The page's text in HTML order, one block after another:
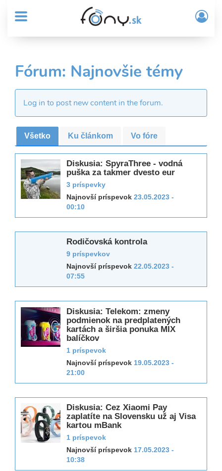
obsah
MENU
Header
menu
User
account
menu
/
Forum
Fórum: Najnovšie témy
Log in to post new content in the forum.
Všetko Ku článkom Vo fóre
Diskusia: SpyraThree - vodná
puška za takmer dvesto eur
3 príspevky
Najnovší príspevok23.05.2023 -
00:10
Rodičovská kontrola
9 príspevkov
Najnovší príspevok22.05.2023 -
07:55
Diskusia: Telekom: zmeny
podmienok na predplatených
kartách a širšia ponuka MIX
balíčkov
1 príspevok
Najnovší príspevok 19.05.2023 -
21:00
Diskusia: Cez Xiaomi Pay
zaplatíte na Slovensku už aj Visa
kartou mBank
1 príspevok
Najnovší príspevok 17.05.2023 -
10:38